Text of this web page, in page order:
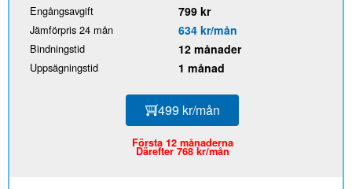
Engångsavgift
799 kr
Jämförpris 24 mån 634 kr/mån
Bindningstid 12 månader
Uppsägningstid 1 månad
499 kr/mån
Första 12 månaderna
Därefter 768 kr/mån